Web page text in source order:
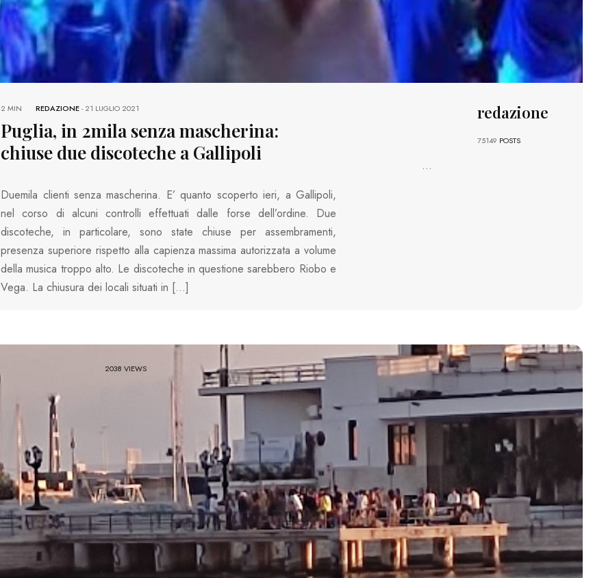
REDAZIONE-21 LUGLIO 2021
2 MIN
Puglia, in 2mila senza mascherina:
chiuse due discoteche a Gallipoli
Duemila clienti senza mascherina. E’ quanto scoperto ieri, a Gallipoli,
nel corso di alcuni controlli effettuati dalle forse dell’ordine. Due
discoteche, in particolare, sono state chiuse per assembramenti,
presenza superiore rispetto alla capienza massima autorizzata a volume
della musica troppo alto. Le discoteche in questione sarebbero Riobo e
Vega. La chiusura dei locali situati in […]
redazione
75149 POSTS
...
2038 VIEWS